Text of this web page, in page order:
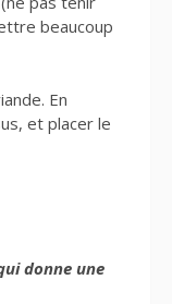
beaucoup
En
et placer le
donne une